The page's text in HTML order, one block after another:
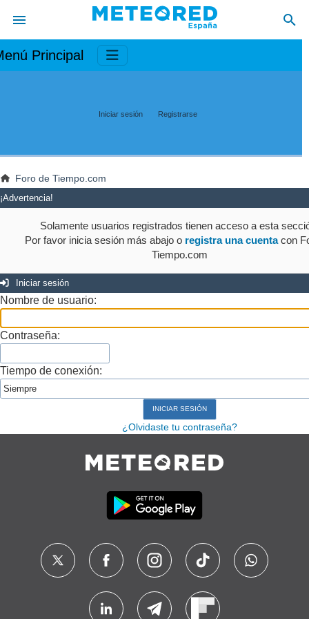
Principal
Iniciar sesión Registrarse
Foro de Tiempo.com
¡Advertencia!
Solamente usuarios registrados tienen acceso a esta
Por favor inicia sesión más abajo o registra una cuentacon
Tiempo.com
Iniciar sesión
Nombre de usuario:
Contraseña:
Tiempo de conexión:
¿Olvidaste tu contraseña?